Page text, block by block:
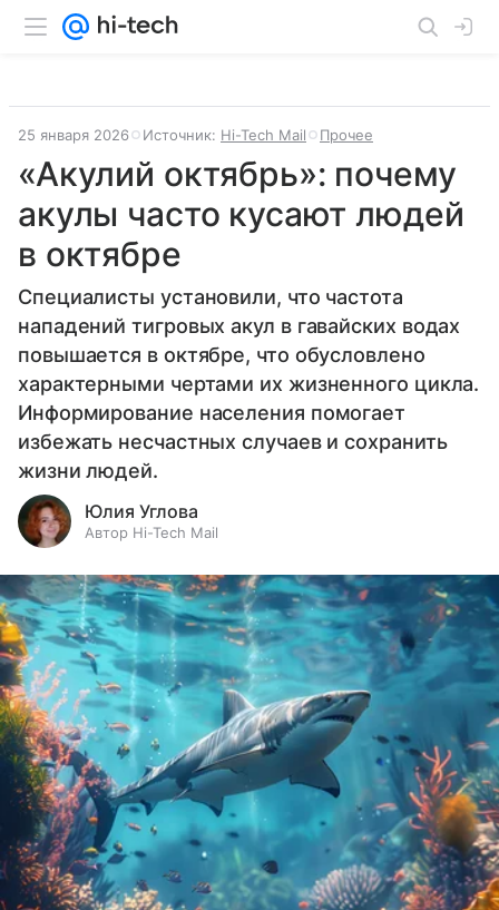
25 января 2026 Источник: Hi-Tech Mail Прочее
«Акулий октябрь»: почему
акулы часто кусают людей
в октябре
Специалисты установили, что частота
нападений тигровых акул в гавайских водах
повышается в октябре, что обусловлено
характерными чертами их жизненного цикла.
Информирование населения помогает
избежать несчастных случаев и сохранить
жизни людей.
Юлия Углова
Автор Hi-Tech Mail